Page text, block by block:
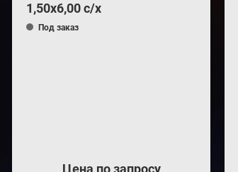
1,50х6,00 с/х
Под заказ
Цена по запросу